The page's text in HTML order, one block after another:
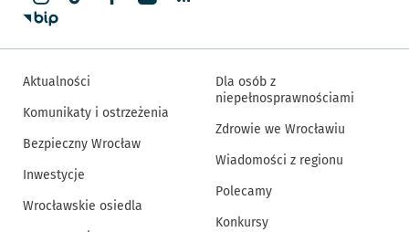
Aktualności
Komunikaty i ostrzeżenia
Bezpieczny Wrocław
Inwestycje
Wrocławskie osiedla
Dla osób z
niepełnosprawnościami
Zdrowie we Wrocławiu
Wiadomości z regionu
Polecamy
Konkursy